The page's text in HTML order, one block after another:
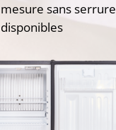
mesure sans serrure
disponibles